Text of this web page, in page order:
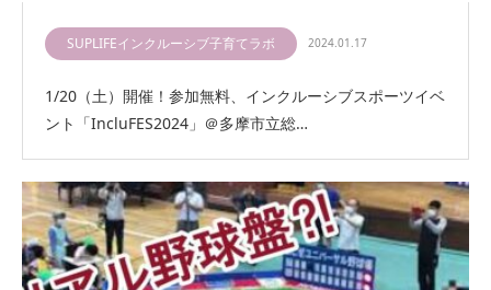
SUPLIFEインクルーシブ子育てラボ 2024.01.17
1/20（土）開催！参加無料、インクルーシブスポーツイベ
ント「IncluFES2024」＠多摩市立総…